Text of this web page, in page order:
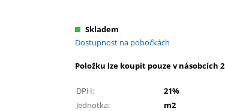
Skladem
Dostupnost na pobočkách
Položku lze koupit pouze v násobcích 2
DPH:
21%
Jednotka:
m2